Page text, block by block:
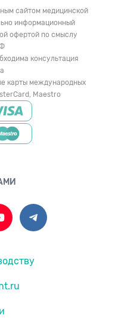
сайтом медицинской
информационный
офертой по смыслу
консультация
карты международных
Maestro